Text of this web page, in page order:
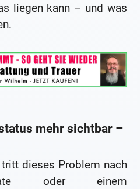
liegen kann – und was
mehr sichtbar –
dieses Problem nach
oder einem